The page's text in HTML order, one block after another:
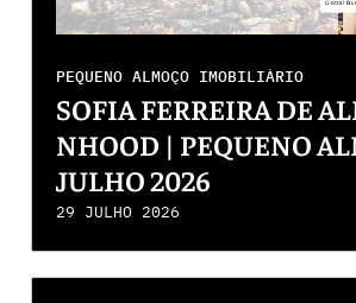
PEQUENO ALMOÇO IMOBILIÁRIO
SOFIA FERREIRA DE
NHOOD | PEQUENO
JULHO 2026
29 JULHO 2026